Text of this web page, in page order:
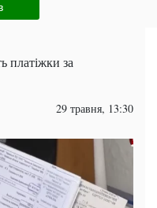
платити за
платіжки за
29 травня, 13:30